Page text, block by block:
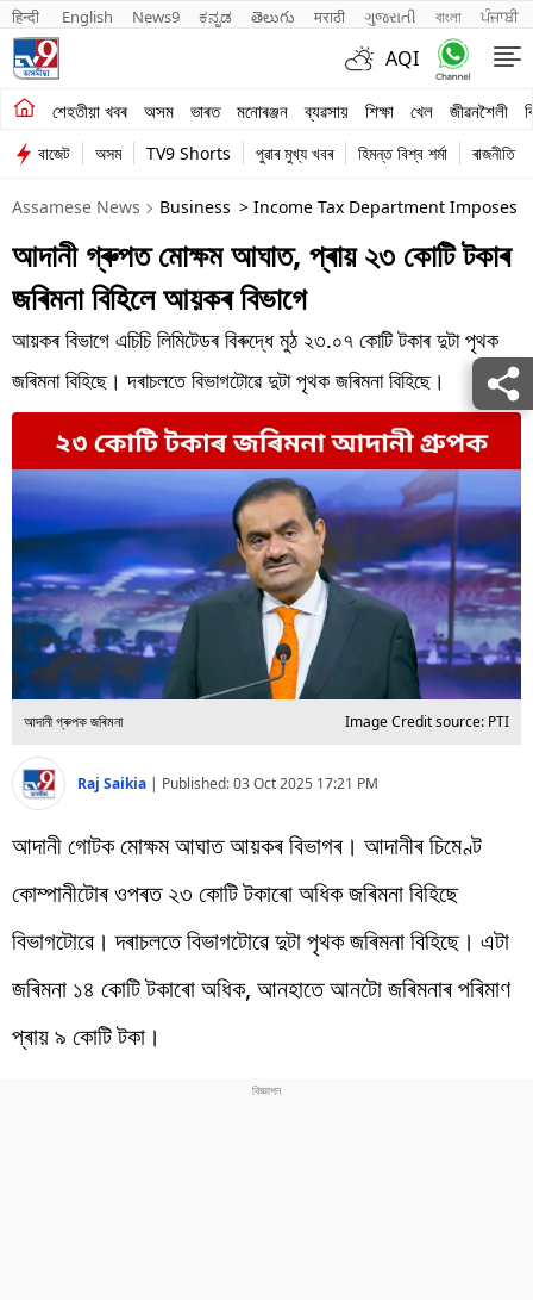
हिन्दी English News9 ಕನ್ನಡ తెలుగు मराठी ગુજરાતી বাংলা ਪੰਜਾਬੀ
AQI
শেহতীয়া খবৰ অসম ভাৰত মনোৰঞ্জন ব্যৱসায় শিক্ষা খেল জীৱনশৈলী
শেহতীয়া খবৰ
অসম
ভাৰত
মনোৰঞ্জন
শিক্ষা
জীৱনশৈলী
বিশ্ব
প্ৰযুক্তি
Videos
বাজেট অসম TV9 Shorts পুৱাৰ মুখ্য খবৰ হিমন্ত বিশ্ব শৰ্মা ৰাজনীতি
Assamese News Business > Income Tax Department Imposes
আদানী গ্ৰুপত মোক্ষম আঘাত, প্ৰায় ২৩ কোটি টকাৰ
জৰিমনা বিহিলে আয়কৰ বিভাগে
আয়কৰ বিভাগে এচিচি লিমিটেডৰ বিৰুদ্ধে মুঠ ২৩.০৭ কোটি টকাৰ দুটা পৃথক
জৰিমনা বিহিছে। দৰাচলতে বিভাগটোৱে দুটা পৃথক জৰিমনা বিহিছে।
আদানী গ্ৰুপক জৰিমনা Image Credit source: PTI
Raj Saikia | Published:03 Oct 2025 17:21 PM
আদানী গোটক মোক্ষম আঘাত আয়কৰ বিভাগৰ। আদানীৰ চিমেণ্ট
কোম্পানীটোৰ ওপৰত ২৩ কোটি টকাৰো অধিক জৰিমনা বিহিছে
বিভাগটোৱে। দৰাচলতে বিভাগটোৱে দুটা পৃথক জৰিমনা বিহিছে। এটা
জৰিমনা ১৪ কোটি টকাৰো অধিক, আনহাতে আনটো জৰিমনাৰ পৰিমাণ
প্ৰায় ৯ কোটি টকা।